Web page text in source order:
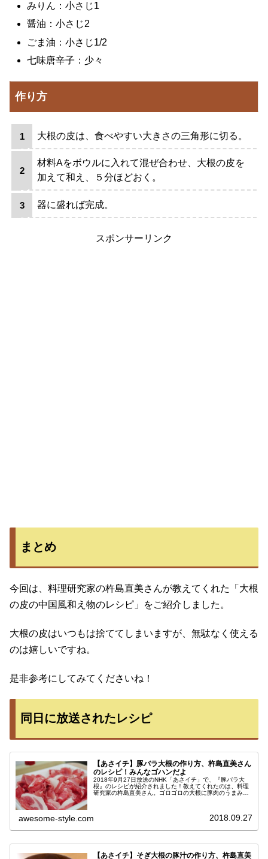
みりん：小さじ1
醤油：小さじ2
ごま油：小さじ1/2
七味唐辛子：少々
作り方
大根の皮は、食べやすい大きさの三角形に切る。
材料Aをボウルに入れて混ぜ合わせ、大根の皮を
加えて和え、５分ほどおく。
器に盛れば完成。
スポンサーリンク
まとめ
今回は、料理研究家の杵島直美さんが教えてくれた「大根
の皮の中国風和え物のレシピ」をご紹介しました。
大根の皮はいつもは捨ててしまいますが、無駄なく使える
のは嬉しいですね。
是非参考にしてみてくださいね！
同日に放送されたレシピ
【あさイチ】豚バラ大根の作り方、杵島直美さん
のレシピ！みんなゴハンだよ
2018年9月27日放送のNHK「あさイチ」で、『豚バラ大
根』のレシピが紹介されました！教えてくれたのは、料理
研究家の杵島直美さん。ゴロゴロの大根に豚肉のうまみが
awesome-style.com 2018.09.27
【あさイチ】そぎ大根の豚汁の作り方、杵島直美